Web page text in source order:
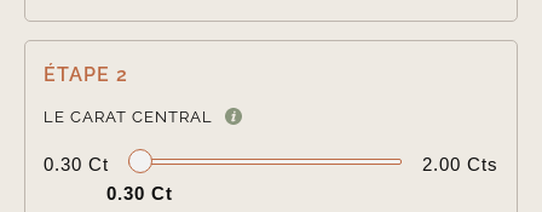
ÉTAPE 2
LE CARAT CENTRAL
0.30 Ct
2.00 Cts
0.30 Ct